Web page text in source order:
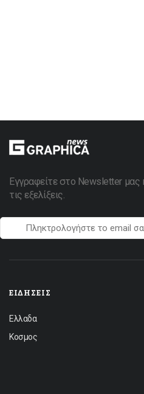
Εγγραφείτε στο Newsletter μας
τις εξελίξεις.
ΕΙΔΉΣΕΙΣ
Ελλαδα
Κοσμος